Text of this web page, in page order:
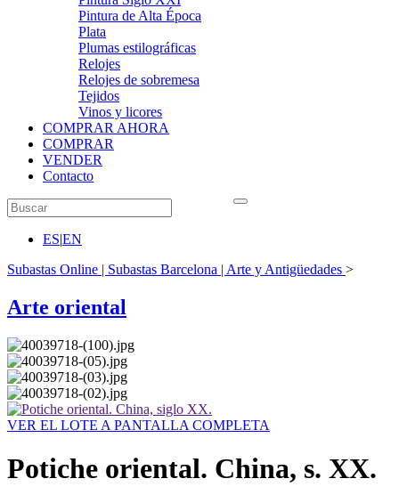
Pintura de Alta Época
Plata
Plumas estilográficas
Relojes
Relojes de sobremesa
Tejidos
Vinos y licores
COMPRAR AHORA
COMPRAR
VENDER
Contacto
ES|EN
Subastas Online | Subastas Barcelona | Arte y Antigüedades >
Arte oriental
VER EL LOTE A PANTALLA COMPLETA
Potiche oriental. China, s. XX.